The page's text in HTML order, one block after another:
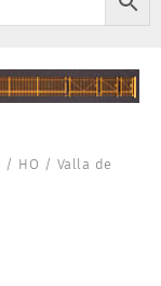
/ HO / Valla de